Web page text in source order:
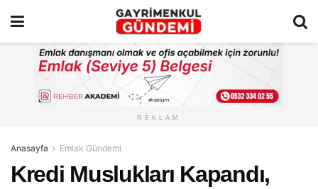
REKLAM
Anasayfa Emlak Gündemi
Kredi Muslukları Kapandı,